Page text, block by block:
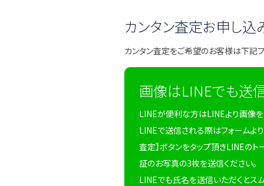
カンタン査定お申し込
カンタン査定をご希望のお客様は下記
画像はLINEでも送
LINEが便利な方はLINEより画像を
LINEで送信される際はフォームより
査定】ボタンをタップ頂きLINEの
証のお写真の3枚を送信ください。
LINEでも氏名を送信いただくとス